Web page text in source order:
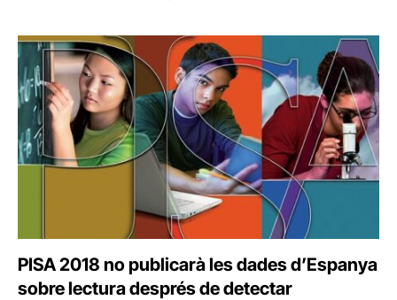
PISA 2018 no publicarà les dades d’Espanya
sobre lectura després de detectar